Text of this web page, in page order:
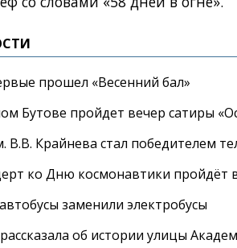
прошел «Весенний бал»
Бутове пройдет вечер сатиры
Крайнева стал победителем
ко Дню космонавтики пройдёт
заменили электробусы
об истории улицы